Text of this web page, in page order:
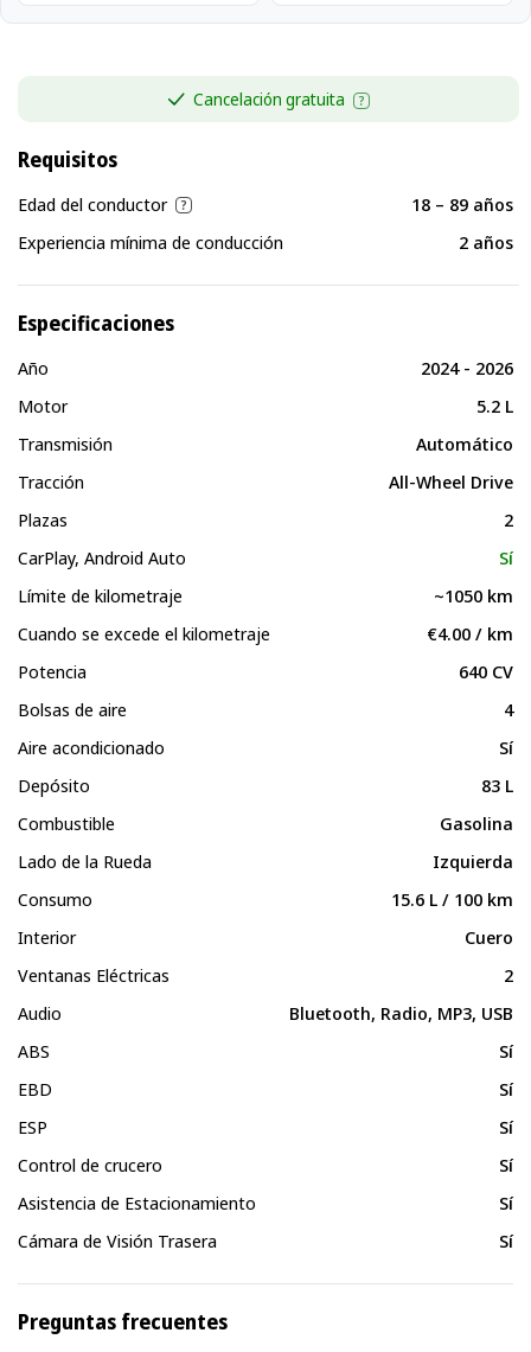
Cancelación gratuita
Requisitos
Edad del conductor
18 – 89 años
Experiencia mínima de conducción
2 años
Especificaciones
Año
2024 - 2026
Motor
5.2 L
Transmisión
Automático
Tracción
All-Wheel Drive
Plazas
2
CarPlay, Android Auto
Sí
Límite de kilometraje
~1050 km
Cuando se excede el kilometraje
€4.00 / km
Potencia
640 CV
Bolsas de aire
4
Aire acondicionado
Sí
Depósito
83 L
Combustible
Gasolina
Lado de la Rueda
Izquierda
Consumo
15.6 L / 100 km
Interior
Cuero
Ventanas Eléctricas
2
Audio
Bluetooth, Radio, MP3, USB
ABS
Sí
EBD
Sí
ESP
Sí
Control de crucero
Sí
Asistencia de Estacionamiento
Sí
Cámara de Visión Trasera
Sí
Preguntas frecuentes